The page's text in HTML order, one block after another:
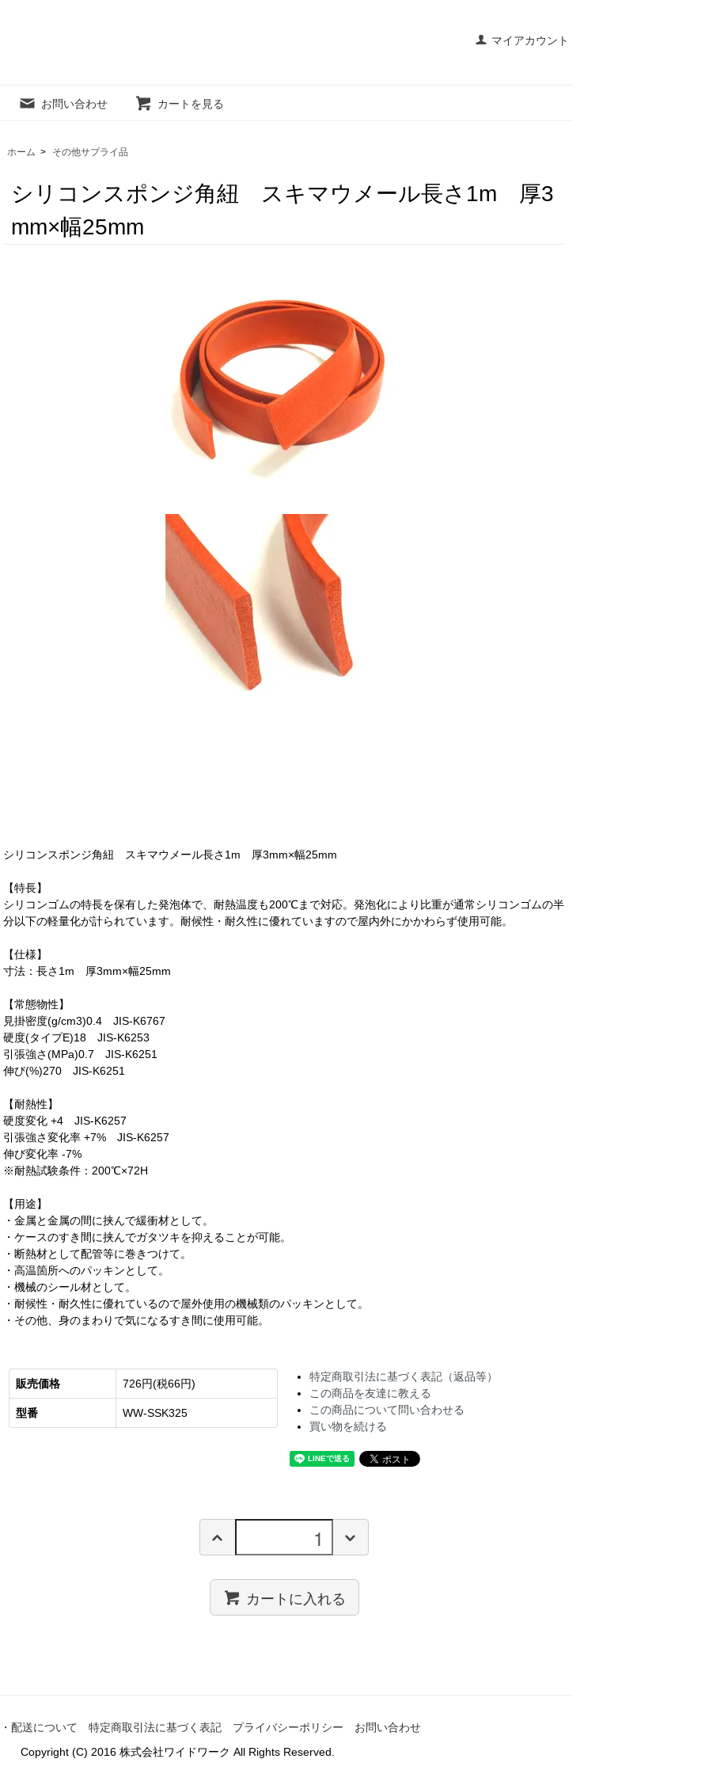
マイアカウント
お問い合わせ カートを見る
ホーム > その他サプライ品
シリコンスポンジ角紐 スキマウメール長さ1m 厚3
mm×幅25mm
シリコンスポンジ角紐 スキマウメール長さ1m 厚3mm×幅25mm
【特長】
シリコンゴムの特長を保有した発泡体で、耐熱温度も200℃まで対応。発泡化により比重が通常シリコンゴムの半
分以下の軽量化が計られています。耐候性・耐久性に優れていますので屋内外にかかわらず使用可能。
【仕様】
寸法：長さ1m 厚3mm×幅25mm
【常態物性】
見掛密度(g/cm3)0.4 JIS-K6767
硬度(タイプE)18 JIS-K6253
引張強さ(MPa)0.7 JIS-K6251
伸び(%)270 JIS-K6251
【耐熱性】
硬度変化 +4 JIS-K6257
引張強さ変化率 +7% JIS-K6257
伸び変化率 -7%
※耐熱試験条件：200℃×72H
【用途】
・金属と金属の間に挟んで緩衝材として。
・ケースのすき間に挟んでガタツキを抑えることが可能。
・断熱材として配管等に巻きつけて。
・高温箇所へのパッキンとして。
・機械のシール材として。
・耐候性・耐久性に優れているので屋外使用の機械類のパッキンとして。
・その他、身のまわりで気になるすき間に使用可能。
販売価格 726円(税66円)
型番 WW-SSK325
特定商取引法に基づく表記（返品等）
この商品を友達に教える
この商品について問い合わせる
買い物を続ける
カートに入れる
配送について 特定商取引法に基づく表記 プライバシーポリシー
お問い合わせ
Copyright (C) 2016 株式会社ワイドワーク All Rights Reserved.